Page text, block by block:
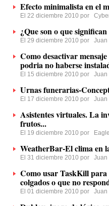
Efecto minimalista en el
El 22 diciembre 2010 por
¿Que son o que
El 29 diciembre 2010 por Juan
Como desactivar
podria no haberse
El 15 diciembre 2010 por Juan
Urnas funerarias-
El 17 diciembre 2010 por Juan
Asistentes virtuales. La
frutos...
El 19 diciembre 2010 por
WeatherBar-El clima en
El 31 diciembre 2010 por Juan
Como usar TaskKill
colgados o que no
El 01 diciembre 2010 por Juan